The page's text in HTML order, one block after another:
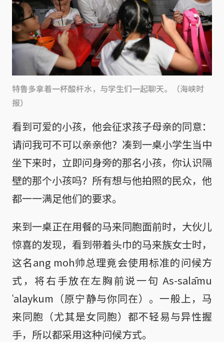
特鲁多拿着一杯酸杆水，与学生们一起聊天。（海峡时
报）
看到可爱的小孩，他会征求孩子母亲的同意：
请问我可不可以亲亲他？凑到一桌小学生当中
坐下来时，立即问身旁的那名小孩，你认识隔
壁的那个小孩吗？所有想与他拍照的民众，他
都一一满足他们的要求。
来到一桌正在用餐的马来同胞面前时，大伙儿
惊喜的发现，看到带着头巾的马来族女士时，
这名ang moh帅总理竟会使用标准的问候方
式，将右手放在左胸前说一句 As-salāmu
ʿalaykum（原宁静与你同在）。一般上，马
来同胞（尤其是女同胞）都不轻易与异性握
手，所以都采用这种问候方式。